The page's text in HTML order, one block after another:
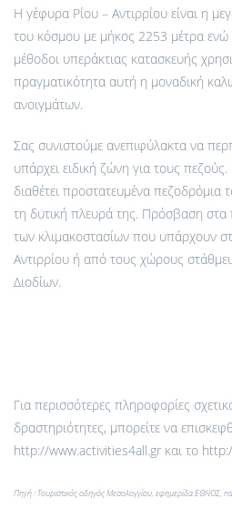
Η γέφυρα Ρίου – Αντιρρίου είναι η
του κόσμου με μήκος 2253 μέτρα ενώ
μέθοδοι υπεράκτιας κατασκευής
πραγματικότητα αυτή η μοναδική
ανοιγμάτων.
Σας συνιστούμε ανεπιφύλακτα να
υπάρχει ειδική ζώνη για τους
διαθέτει προστατευμένα πεζοδρόμια
τη δυτική πλευρά της. Πρόσβαση στα
των κλιμακοστασίων που υπάρχουν
Αντιρρίου ή από τους χώρους
Διοδίων.
Για περισσότερες πληροφορίες
δραστηριότητες, μπορείτε να
http://www.activities4all.gr και το
Πηγή : Τουριστικός οδηγός Μεσολογγίου, εφημερίδα ΕΘΝΟΣ,